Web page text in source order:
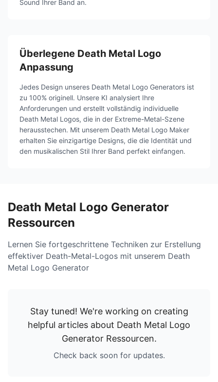
Sound Ihrer Band an.
Überlegene Death Metal Logo
Anpassung
Jedes Design unseres Death Metal Logo Generators ist
zu 100% originell. Unsere KI analysiert Ihre
Anforderungen und erstellt vollständig individuelle
Death Metal Logos, die in der Extreme-Metal-Szene
herausstechen. Mit unserem Death Metal Logo Maker
erhalten Sie einzigartige Designs, die die Identität und
den musikalischen Stil Ihrer Band perfekt einfangen.
Death Metal Logo Generator
Ressourcen
Lernen Sie fortgeschrittene Techniken zur Erstellung
effektiver Death-Metal-Logos mit unserem Death
Metal Logo Generator
Stay tuned! We're working on creating
helpful articles about Death Metal Logo
Generator Ressourcen.
Check back soon for updates.